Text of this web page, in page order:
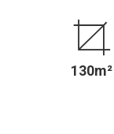
parquet, ses moulures et ses
filant, ce bien
séjour, une salle
bains, une salle d'eau et
130m²